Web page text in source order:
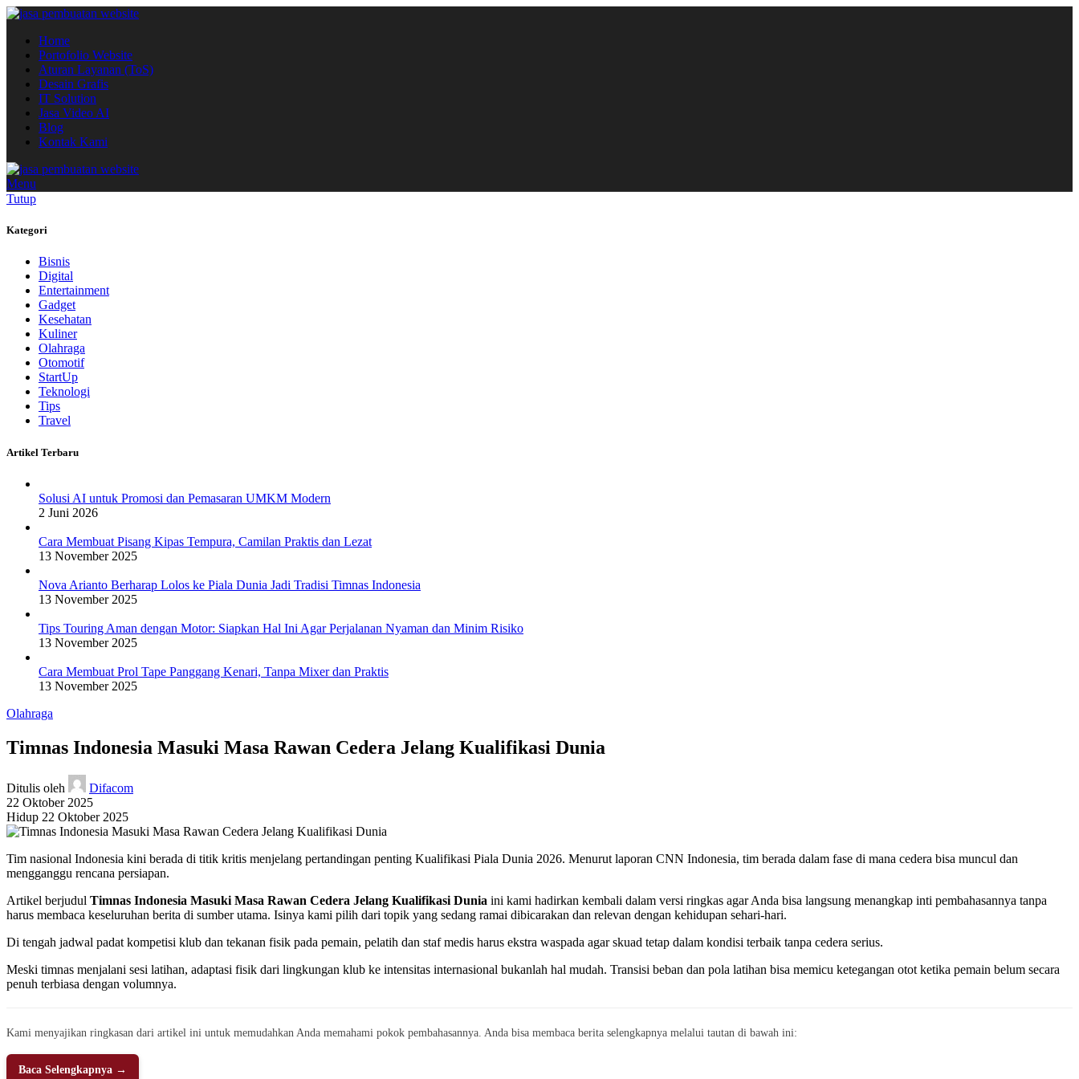
Home
Portofolio Website
Aturan Layanan (ToS)
Desain Grafis
IT Solution
Jasa Video AI
Blog
Kontak Kami
Menu
Tutup
Kategori
Bisnis
Digital
Entertainment
Gadget
Kesehatan
Kuliner
Olahraga
Otomotif
StartUp
Teknologi
Tips
Travel
Artikel Terbaru
Solusi AI untuk Promosi dan Pemasaran UMKM Modern
2 Juni 2026
Cara Membuat Pisang Kipas Tempura, Camilan Praktis dan Lezat
13 November 2025
Nova Arianto Berharap Lolos ke Piala Dunia Jadi Tradisi Timnas Indonesia
13 November 2025
Tips Touring Aman dengan Motor: Siapkan Hal Ini Agar Perjalanan Nyaman dan Minim Risiko
13 November 2025
Cara Membuat Prol Tape Panggang Kenari, Tanpa Mixer dan Praktis
13 November 2025
Olahraga
Timnas Indonesia Masuki Masa Rawan Cedera Jelang Kualifikasi Dunia
Ditulis oleh
Difacom
22 Oktober 2025
Hidup 22 Oktober 2025
Tim nasional Indonesia kini berada di titik kritis menjelang pertandingan penting Kualifikasi Piala Dunia 2026. Menurut laporan CNN Indonesia, tim berada dalam fase di mana cedera bisa muncul dan
mengganggu rencana persiapan.
Artikel berjudul Timnas Indonesia Masuki Masa Rawan Cedera Jelang Kualifikasi Dunia ini kami hadirkan kembali dalam versi ringkas agar Anda bisa langsung menangkap inti pembahasannya tanpa
harus membaca keseluruhan berita di sumber utama. Isinya kami pilih dari topik yang sedang ramai dibicarakan dan relevan dengan kehidupan sehari-hari.
Di tengah jadwal padat kompetisi klub dan tekanan fisik pada pemain, pelatih dan staf medis harus ekstra waspada agar skuad tetap dalam kondisi terbaik tanpa cedera serius.
Meski timnas menjalani sesi latihan, adaptasi fisik dari lingkungan klub ke intensitas internasional bukanlah hal mudah. Transisi beban dan pola latihan bisa memicu ketegangan otot ketika pemain belum secara
penuh terbiasa dengan volumnya.
Kami menyajikan ringkasan dari artikel ini untuk memudahkan Anda memahami pokok pembahasannya. Anda bisa membaca berita selengkapnya melalui tautan di bawah ini:
Baca Selengkapnya →